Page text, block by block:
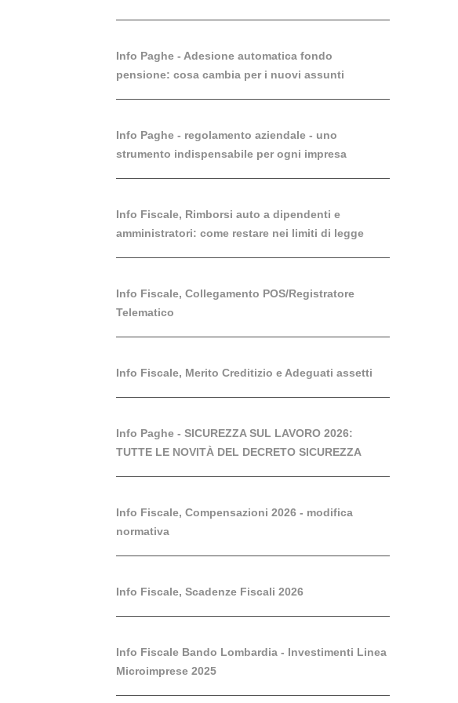
Info Paghe - Adesione automatica fondo
pensione: cosa cambia per i nuovi assunti
Info Paghe - regolamento aziendale - uno
strumento indispensabile per ogni impresa
Info Fiscale, Rimborsi auto a dipendenti e
amministratori: come restare nei limiti di legge
Info Fiscale, Collegamento POS/Registratore
Telematico
Info Fiscale, Merito Creditizio e Adeguati assetti
Info Paghe - SICUREZZA SUL LAVORO 2026:
TUTTE LE NOVITÀ DEL DECRETO SICUREZZA
Info Fiscale, Compensazioni 2026 - modifica
normativa
Info Fiscale, Scadenze Fiscali 2026
Info Fiscale Bando Lombardia - Investimenti Linea
Microimprese 2025